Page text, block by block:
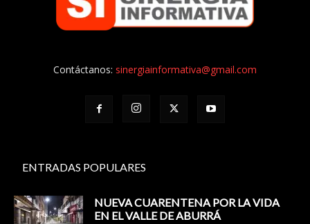
Contáctanos: sinergiainformativa@gmail.com
ENTRADAS POPULARES
NUEVA CUARENTENA POR LA VIDA
EN EL VALLE DE ABURRÁ